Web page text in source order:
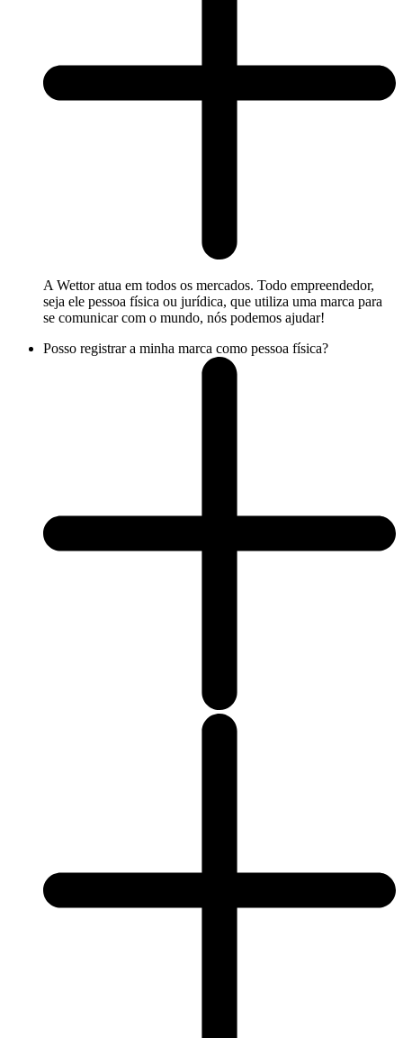
A Wettor atua em todos os mercados. Todo empreendedor,
seja ele pessoa física ou jurídica, que utiliza uma marca para
se comunicar com o mundo, nós podemos ajudar!
Posso registrar a minha marca como pessoa física?